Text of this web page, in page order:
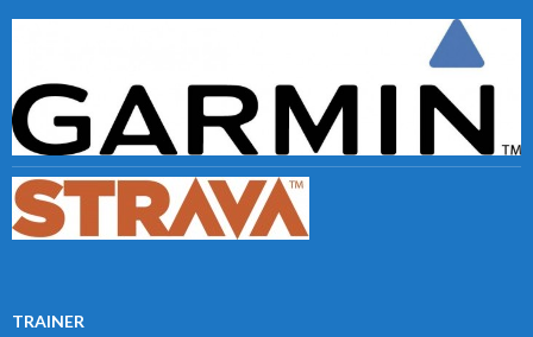
TRAINER